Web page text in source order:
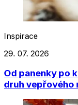
Inspirace
29. 07. 2026
Od panenky po
druh vepřového